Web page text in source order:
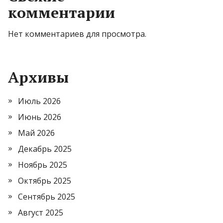
комментарии
Нет комментариев для просмотра.
Архивы
Июль 2026
Июнь 2026
Май 2026
Декабрь 2025
Ноябрь 2025
Октябрь 2025
Сентябрь 2025
Август 2025